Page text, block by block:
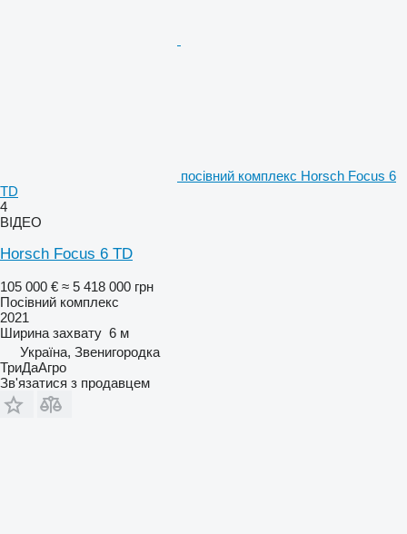
посівний комплекс Horsch Focus 6
TD
4
ВІДЕО
Horsch Focus 6 TD
105 000 € ≈ 5 418 000 грн
Посівний комплекс
2021
Ширина захвату 6 м
Україна, Звенигородка
ТриДаАгро
Зв'язатися з продавцем